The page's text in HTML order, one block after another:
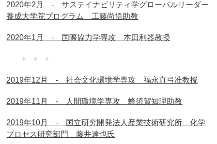
2020年2月 - サステイナビリティ学グローバルリーダー
養成大学院プログラム 工藤尚悟助教
2020年1月 - 国際協力学専攻 本田利器教授
♦ ♦ ♦
2019年12月 - 社会文化環境学専攻 福永真弓准教授
2019年11月 - 人間環境学専攻 蜂須賀知理助教
2019年10月 - 国立研究開発法人産業技術研究所 化学
プロセス研究部門 藤井達也氏